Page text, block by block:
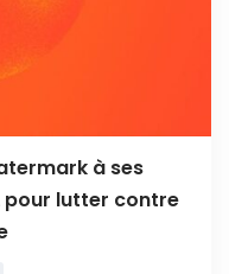
à ses
pour lutter contre